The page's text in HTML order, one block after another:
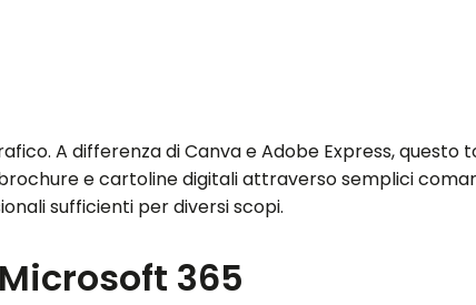
A differenza di Canva e Adobe Express, questo
e cartoline digitali attraverso semplici
sufficienti per diversi scopi.
365